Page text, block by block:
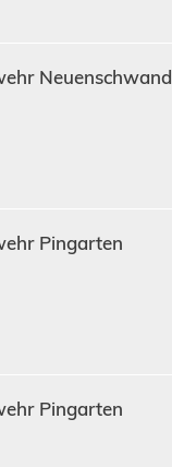
Neuenschwand
Pingarten
Pingarten